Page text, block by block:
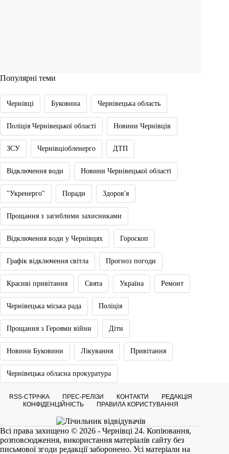
Популярні теми
Чернівці Буковина Чернівецька область
Поліція Чернівецької області Новини Чернівців
ЗСУ Чернівціобленерго ДТП
Відключення води Новини Чернівецької області
"Укренерго" Поради Здоров'я
Прощання з загиблими захисниками
Відключення води у Чернівцях Гороскоп
Графік відключення світла Прогноз погоди
Красиві привітання Свята Україна Ремонт
Чернівецька міська рада Поліція
Прощання з Героями війни Діти
Новини Буковини Лікування Привітання
Чернівецька обласна прокуратура
RSS-СТРІЧКА ПРЕС-РЕЛІЗИ КОНТАКТИ
РЕДАКЦІЯ
КОНФІДЕНЦІЙНІСТЬ
ПРАВИЛА КОРИСТУВАННЯ
Всі права захищено © 2026 - Чернівці 24. Копіювання,
розповсюдження, використання матеріалів сайту без
письмової згоди редакції заборонено. Усі матеріали на